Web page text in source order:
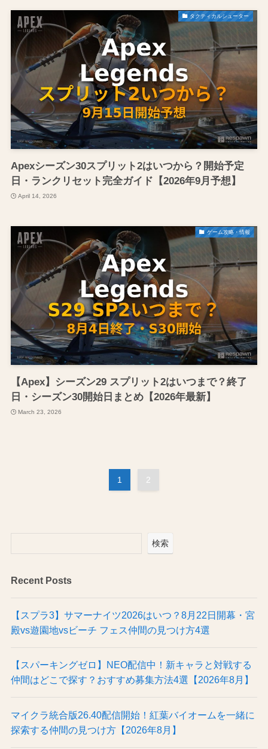
タクティカルシューター
Apexシーズン30スプリット2はいつから？開始予定
日・ランクリセット完全ガイド【2026年9月予想】
April 14, 2026
ゲーム攻略・情報
【Apex】シーズン29 スプリット2はいつまで？終了
日・シーズン30開始日まとめ【2026年最新】
March 23, 2026
1 2
検索
Recent Posts
【スプラ3】サマーナイツ2026はいつ？8月22日開幕・宮
殿vs遊園地vsビーチ フェス仲間の見つけ方4選
【スパーキングゼロ】NEO配信中！新キャラと対戦する
仲間はどこで探す？おすすめ募集方法4選【2026年8月】
マイクラ統合版26.40配信開始！紅葉バイオームを一緒に
探索する仲間の見つけ方【2026年8月】